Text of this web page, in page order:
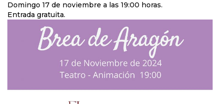
Domingo 17 de noviembre a las 19:00 horas.
Entrada gratuita.